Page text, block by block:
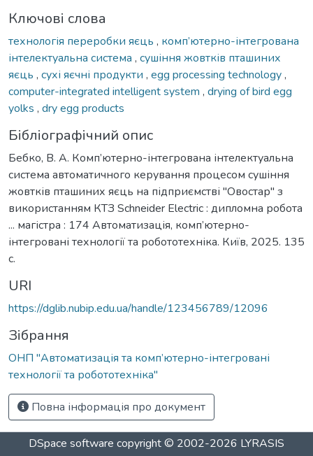
Ключові слова
технологія переробки яєць , комп’ютерно-інтегрована
інтелектуальна система , сушіння жовтків пташиних
яєць , сухі яєчні продукти , egg processing technology,
computer-integrated intelligent system , drying of bird egg
yolks , dry egg products
Бібліографічний опис
Бебко, В. А. Комп’ютерно-інтегрована інтелектуальна
система автоматичного керування процесом сушіння
жовтків пташиних яєць на підприємстві "Овостар" з
використанням КТЗ Schneider Electric : дипломна робота
... магістра : 174 Автоматизація, комп’ютерно-
інтегровані технології та робототехніка. Київ, 2025. 135
с.
URI
https://dglib.nubip.edu.ua/handle/123456789/12096
Зібрання
ОНП "Автоматизація та комп’ютерно-інтегровані
технології та робототехніка"
Повна інформація про документ
DSpace software copyright © 2002-2026 LYRASIS